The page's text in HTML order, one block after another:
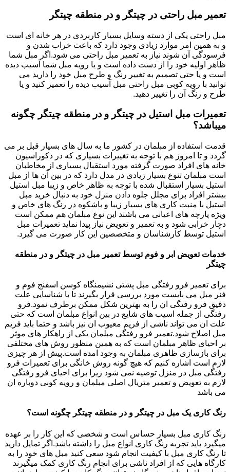
تعمیر مبل راحتی در چیتگر و در منطقه چیتگر
مبل راحتی یکی از دسته وسایل بسیار کاربردی در هر خانه ای است
و به همین امر موارد زیادی وجود دارد که باعث خراب شدن و
فرسودگی آن شوند نیاز به تعمیر مبل راحتی می شود.اگر مبل شما
ظاهر اولیه خود را از دست داده است و یا رویه مبل شما آسیب دیده
است و یا حتی تصمیم به تغییر رنگ و طرح مبل خود را دارید می
توانید با رویه کوبی مبل راحتی مبل آسیب دیده را تعمیر کنید و یا
طرح و رنگ آن را تغییر دهید.
تعمیرات مبل استیل در چیتگر و در منطقه چیتگر چگونه
میباشد؟
قدمت استفاده از مبلمان در کشور ما به سال های بسیار قبل بر می
گردد و تا امروز هم با توجه به تغییرات بسیاری که در دکوراسیون
خانه های افراد صورت گرفته مورد استقبال بسیاری از مخاطبان
است مبلمان تنوع بسیار زیادی در مدل دارد که در بین آن ها از مبل
استیل بسیار استقبال شده با توجه به ظاهر خاص و زیبا مبل استیل
بیشتر افراد برای مجلل جلوه دادن منزل خود به دنبال خرید مبل
استیل با منبت کاری های بسیار زیبا و باشکوه در رنگ های خاص و
ویژه پارچه های اعیانی می باشند این نوع مبلمان هم ممکن است
دچار خرابی شود و به تعمیر و تعویض نیاز پیدا نماید تعمیرات مبل
استیل توسط کارشناسان و متخصصین این کار صورت می گیرد.
خدمات تعویض ابر و فوم توسط تعمیر مبل در چیتگر و در منطقه
چیتگر
برای تعمیر فرو رفتگی مبل پشتی نشیمنگاه کوسن اسفنج فوم و
فنر مبل می بایست مورد بررسی قرار بگیرند تا با شناسایی علت
دقیق فرو رفتگی ان را به بهترین شکل ممکن برطرف نمود.فرو
رفتگی از جمله اسیب های شایع در بین انواع مبلمان است که حتی
علت ان می تواند ناشی از فریم معیوب ان نیز باشد و حتما باید فریم
مبل اصلاح شود.تعمیر فرو رفتگی مبلمان یکی از راهکار های موثر
بر احیای ظاهر مبلمان است که به همین منظور روش های مختلفی
برای بازسازی ظاهری مبلمان به وجود امده است.پیش از هر چیزی
لازم است اشاره کنیم که هیچ گونه روش خانگی برای تعمیرات فرو
رفتگی مبل در منزل توصیه نمی شود زیرا برای احیای فرو رفتگی
لازم به تعویض و تعمیر متریال اصلی مبلمان و رویه کوبی دوباره ان
می باشد
رنگ کاری یک مبل در چیتگر و در منطقه چیتگر چگونه است؟
رنگ کاری مبل بسیار حساس است و شخصی که این کار را بر عهده
میگیرد باید تجربه رنگ کاری انواع مبل را داشته باشد.اگر تمایل دارید
تا رنگ کاری مبل با کیفیت انجام شود سعی کنید مبل های خود را به
کارگاه هایی که از افراد ناشی برای انجام رنگ کاری کمک میگیرند